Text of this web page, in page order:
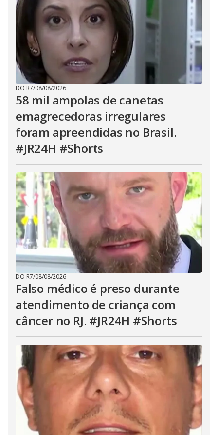
DO R7/08/08/2026
58 mil ampolas de canetas
emagrecedoras irregulares
foram apreendidas no Brasil.
#JR24H #Shorts
DO R7/08/08/2026
Falso médico é preso durante
atendimento de criança com
câncer no RJ. #JR24H #Shorts